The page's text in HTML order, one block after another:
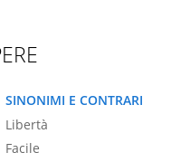
SINONIMI E CONTRARI
Libertà
Facile